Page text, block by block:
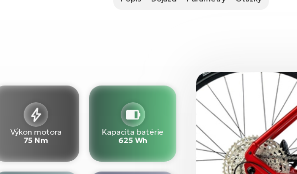
Výkon motora
75 Nm
Kapacita batérie
625 Wh